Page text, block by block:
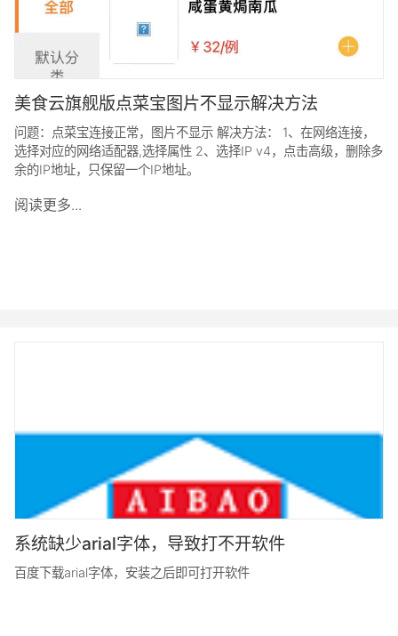
美食云旗舰版点菜宝图片不显示解决方法
问题：点菜宝连接正常，图片不显示 解决方法： 1、在网络连接，
选择对应的网络适配器,选择属性 2、选择IP v4，点击高级，删除多
余的IP地址，只保留一个IP地址。
阅读更多...
系统缺少arial字体，导致打不开软件
百度下载arial字体，安装之后即可打开软件